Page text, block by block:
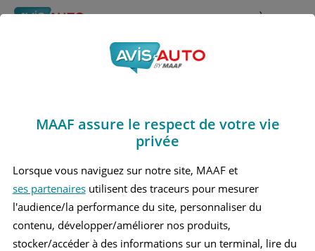
Rechercher À propos
Obtenir un devis d'assurance auto MAAF
Avis Opel Astra 4
Berline (2009 - 2016)
Recherche d'un véhicule
MAAF assure le respect de votre vie
privée
Lorsque vous naviguez sur notre site, MAAF et
ses partenairesutilisent des traceurs pour mesurer
l'audience/la performance du site, personnaliser du
contenu, développer/améliorer nos produits,
stocker/accéder à des informations sur un terminal, lire du